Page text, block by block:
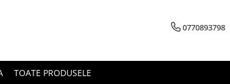
0770893798
TOATE PRODUSELE